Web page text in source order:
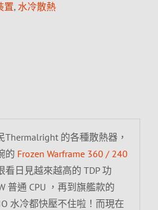
置, 水冷散熱
Thermalright 的各種散熱器，
的 Frozen Warframe 360 / 240
看日見越來越高的 TDP 功
普通 CPU ，再到旗艦款的
水冷都快壓不住啦！而現在